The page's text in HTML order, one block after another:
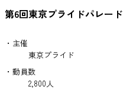
第6回東京プライドパレード
・主催
東京プライド
・動員数
2,800人